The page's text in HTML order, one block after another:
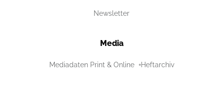
Newsletter
Media
Mediadaten Print & Online Heftarchiv